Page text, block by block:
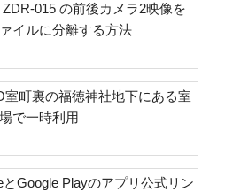
ZDR-015 の前後カメラ2映像を
イルに分離する方法
室町裏の福徳神社地下にある室
で一時利用
とGoogle Playのアプリ公式リン